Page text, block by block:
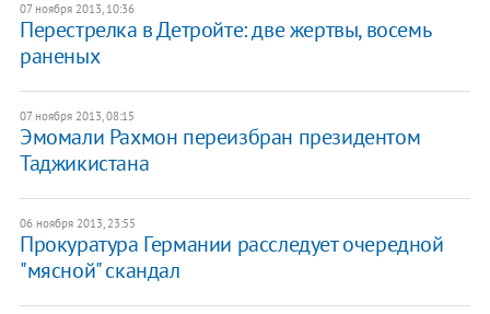
07 ноября 2013, 10:36
Перестрелка в Детройте: две жертвы, восемь
раненых
07 ноября 2013, 08:15
Эмомали Рахмон переизбран президентом
Таджикистана
06 ноября 2013, 23:55
Прокуратура Германии расследует очередной
"мясной" скандал